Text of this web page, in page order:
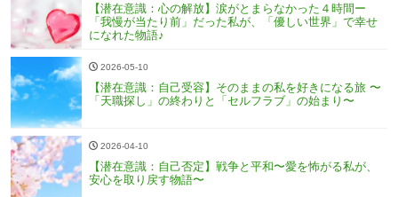
【潜在意識：心の解放】涙がとまらなかった４時間ー
「我慢が当たり前」だった私が、「優しい世界」で幸せ
になれた物語♪
2026-05-10
【潜在意識：自己受容】そのままの私を好きになる旅 〜
「天職探し」の終わりと「セルフラブ」の始まり〜
2026-04-10
【潜在意識：自己否定】戦争と平和〜愛を怖がる私が、
安心を取り戻す物語〜